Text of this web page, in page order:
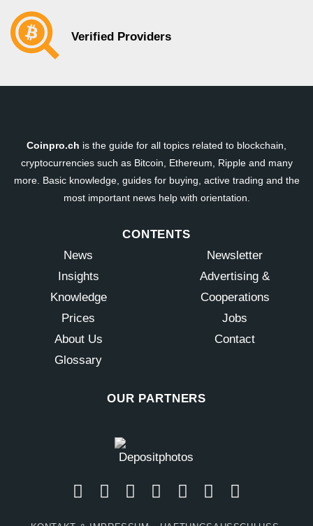
Verified Providers
Coinpro.ch is the guide for all topics related to blockchain,
cryptocurrencies such as Bitcoin, Ethereum, Ripple and many
more. Basic knowledge, guides for buying, active trading and the
most important news help with orientation.
CONTENTS
News
Insights
Knowledge
Prices
About Us
Glossary
Newsletter
Advertising &
Cooperations
Jobs
Contact
OUR PARTNERS